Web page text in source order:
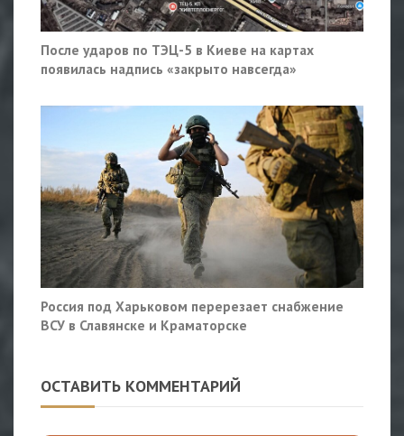
После ударов по ТЭЦ-5 в Киеве на картах
появилась надпись «закрыто навсегда»
Россия под Харьковом перерезает снабжение
ВСУ в Славянске и Краматорске
ОСТАВИТЬ КОММЕНТАРИЙ